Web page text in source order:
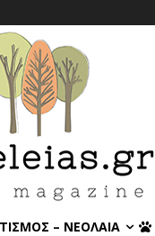
– ΝΕΟΛΑΊΑ